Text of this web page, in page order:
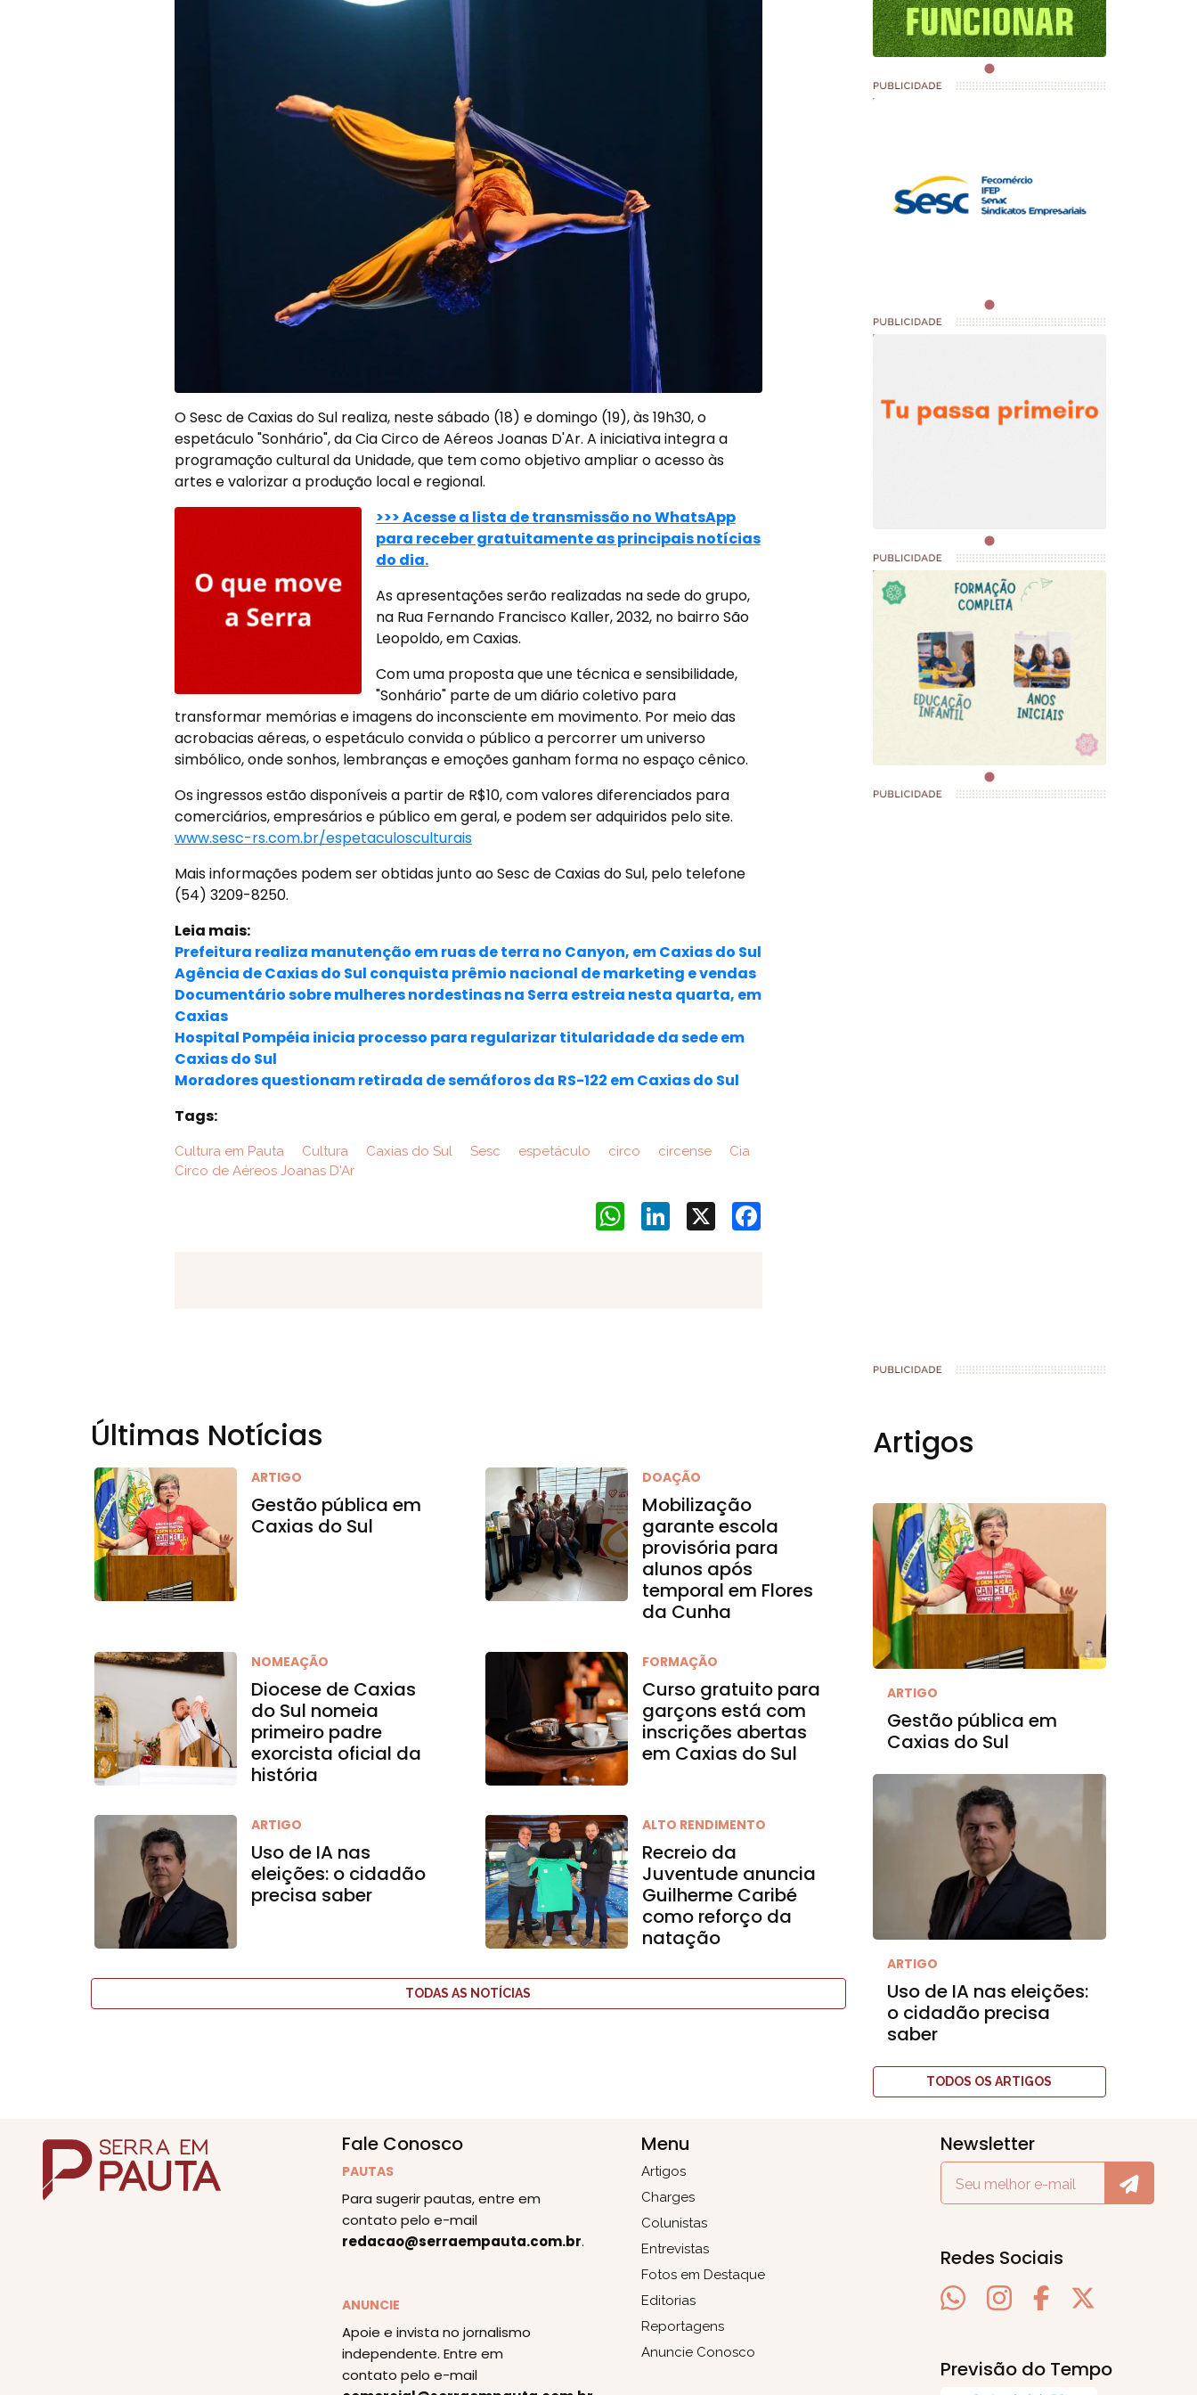
O Sesc de Caxias do Sul realiza, neste sábado (18) e domingo (19), às 19h30, o
espetáculo "Sonhário", da Cia Circo de Aéreos Joanas D'Ar. A iniciativa integra a
programação cultural da Unidade, que tem como objetivo ampliar o acesso às
artes e valorizar a produção local e regional.
>>> Acesse a lista de transmissão no WhatsApp
para receber gratuitamente as principais notícias
do dia.
As apresentações serão realizadas na sede do grupo,
na Rua Fernando Francisco Kaller, 2032, no bairro São
Leopoldo, em Caxias.
Com uma proposta que une técnica e sensibilidade,
"Sonhário" parte de um diário coletivo para
transformar memórias e imagens do inconsciente em movimento. Por meio das
acrobacias aéreas, o espetáculo convida o público a percorrer um universo
simbólico, onde sonhos, lembranças e emoções ganham forma no espaço cênico.
Os ingressos estão disponíveis a partir de R$10, com valores diferenciados para
comerciários, empresários e público em geral, e podem ser adquiridos pelo site.
www.sesc-rs.com.br/espetaculosculturais
Mais informações podem ser obtidas junto ao Sesc de Caxias do Sul, pelo telefone
(54) 3209-8250.
Leia mais:
Prefeitura realiza manutenção em ruas de terra no Canyon, em Caxias do Sul
Agência de Caxias do Sul conquista prêmio nacional de marketing e vendas
Documentário sobre mulheres nordestinas na Serra estreia nesta quarta, em
Caxias
Hospital Pompéia inicia processo para regularizar titularidade da sede em
Caxias do Sul
Moradores questionam retirada de semáforos da RS-122 em Caxias do Sul
Tags:
Cultura em Pauta Cultura Caxias do Sul Sesc espetáculo circo circense
Cia
Circo de Aéreos Joanas D'Ar
Facebook
X
LinkedIn
WhatsApp
Últimas Notícias
ARTIGO
Gestão pública em
Caxias do Sul
DOAÇÃO
Mobilização
garante escola
provisória para
alunos após
temporal em Flores
da Cunha
NOMEAÇÃO
Diocese de Caxias
do Sul nomeia
primeiro padre
exorcista oficial da
história
FORMAÇÃO
Curso gratuito para
garçons está com
inscrições abertas
em Caxias do Sul
ARTIGO
Uso de IA nas
eleições: o cidadão
precisa saber
ALTO RENDIMENTO
Recreio da
Juventude anuncia
Guilherme Caribé
como reforço da
natação
TODAS AS NOTÍCIAS
Artigos
ARTIGO
Gestão pública em
Caxias do Sul
ARTIGO
Uso de IA nas eleições:
o cidadão precisa
saber
TODOS OS ARTIGOS
Fale Conosco
PAUTAS
Para sugerir pautas, entre em
contato pelo e-mail
redacao@serraempauta.com.br.
ANUNCIE
Apoie e invista no jornalismo
independente. Entre em
contato pelo e-mail
Menu
Artigos
Charges
Colunistas
Entrevistas
Fotos em Destaque
Editorias
Reportagens
Anuncie Conosco
Newsletter
Redes Sociais
Previsão do Tempo